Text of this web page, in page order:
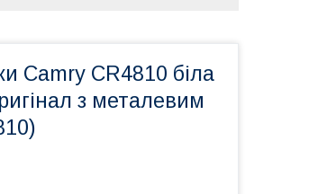
Camry CR4810 біла
з металевим